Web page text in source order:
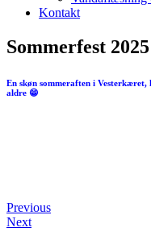
Kontakt
Sommerfest 2025
En skøn sommeraften i
aldre 😁
Previous
Next